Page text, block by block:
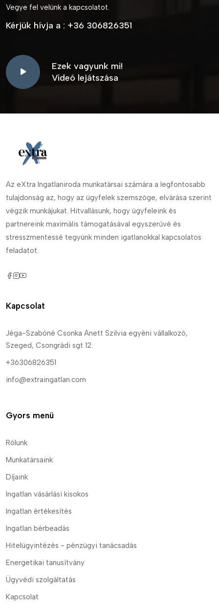
Vegye fel velünk a kapcsolatot.
Kérjük hívja a : +36 306826351
Ezek vagyunk mi!
Videó lejátszása
Az eXtra Ingatlaniroda munkatársai számára a legfontosabb
tulajdonság az, hogy az ügyfelek szemszöge, elvárása szerint
végzik munkájukat. Hitvallásunk, hogy ügyfeleink és
partnereink maximális támogatásával egyszerűvé és
stresszmentessé tegyünk minden igatlanokkal kapcsolatos
feladatot.
Kapcsolat
Jéga-Szabóné Csonka Anett Szilvia egyéni vállalkozó,
Szeged, Csongrádi sgt 12.
+36306826351
info@extraingatlan.com
Gyors menü
Rólunk
Munkatársaink
Díjaink
Ingatlan vásárlási kisokos
Ingatlan értékesítés
Ingatlan bérbeadás
Hitelügyintézés - pénzügyi tanácsadás
Energetikai tanusítvány
Ügyvédi szolgáltatás
Kapcsolat